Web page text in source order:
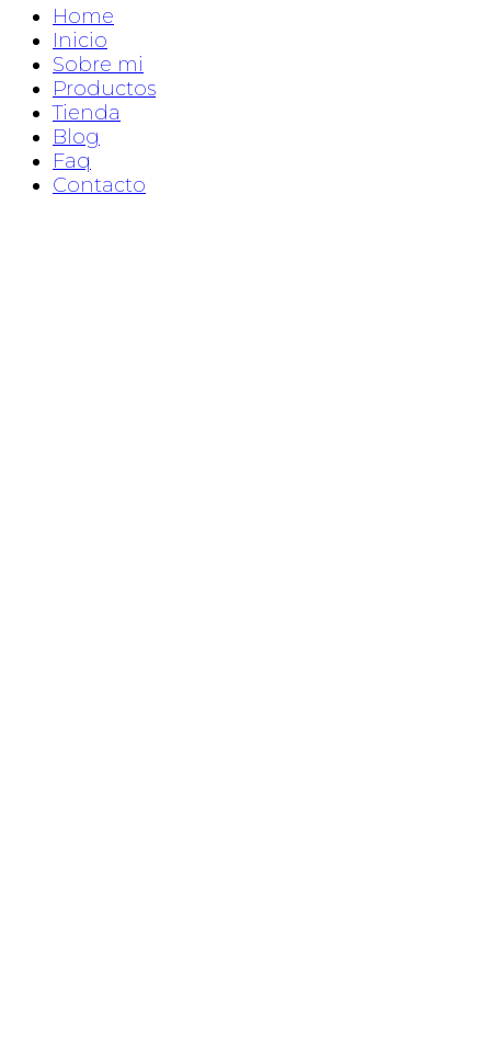
Home
Inicio
Sobre mi
Productos
Tienda
Blog
Faq
Contacto